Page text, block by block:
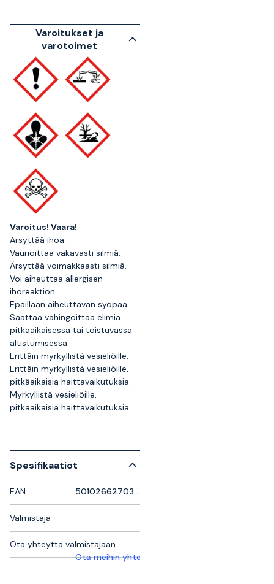
Varoitukset ja
varotoimet
Varoitus! Vaara!
Ärsyttää ihoa.
Vaurioittaa vakavasti silmiä.
Ärsyttää voimakkaasti silmiä.
Voi aiheuttaa allergisen
ihoreaktion.
Epäillään aiheuttavan syöpää.
Saattaa vahingoittaa elimiä
pitkäaikaisessa tai toistuvassa
altistumisessa.
Erittäin myrkyllistä vesieliöille.
Erittäin myrkyllistä vesieliöille,
pitkäaikaisia haittavaikutuksia.
Myrkyllistä vesieliöille,
pitkäaikaisia haittavaikutuksia.
Spesifikaatiot
EAN 5010266270326
Valmistaja
Ota yhteyttä valmistajaan
Ota meihin yhteyttä saadaksesi lisätietoja